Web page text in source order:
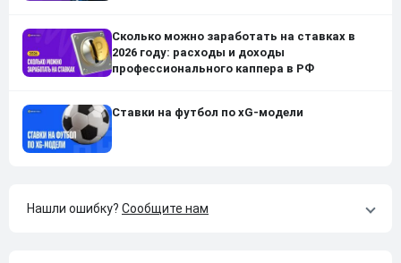
Сколько можно заработать на ставках в
2026 году: расходы и доходы
профессионального каппера в РФ
Ставки на футбол по xG-модели
Нашли ошибку? Сообщите нам